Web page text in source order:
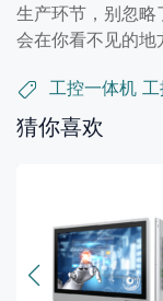
生产环节，别忽略
会在你看不见的地
工控一体机
猜你喜欢